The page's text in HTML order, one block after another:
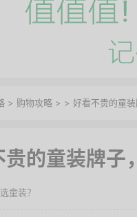
> 购物攻略 > > 好看不贵的童
贵的童装牌子
童装？